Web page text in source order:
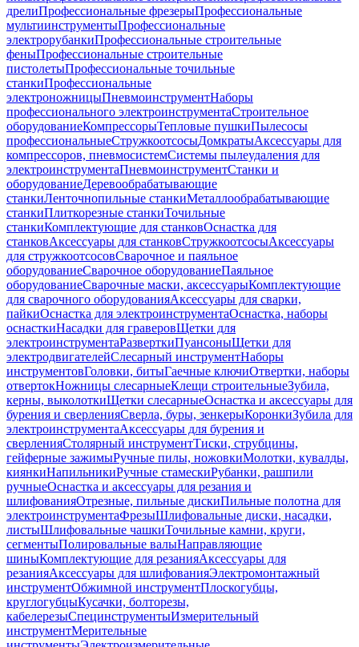
дрелиПрофессиональные фрезерыПрофессиональные
мультиинструментыПрофессиональные
электрорубанкиПрофессиональные строительные
феныПрофессиональные строительные
пистолетыПрофессиональные точильные
станкиПрофессиональные
электроножницыПневмоинструментНаборы
профессионального электроинструментаСтроительное
оборудованиеКомпрессорыТепловые пушкиПылесосы
профессиональныеСтружкоотсосыДомкратыАксессуары для
компрессоров, пневмосистемСистемы пылеудаления для
электроинструментаПневмоинструментСтанки и
оборудованиеДеревообрабатывающие
станкиЛенточнопильные станкиМеталлообрабатывающие
станкиПлиткорезные станкиТочильные
станкиКомплектующие для станковОснастка для
станковАксессуары для станковСтружкоотсосыАксессуары
для стружкоотсосовСварочное и паяльное
оборудованиеСварочное оборудованиеПаяльное
оборудованиеСварочные маски, аксессуарыКомплектующие
для сварочного оборудованияАксессуары для сварки,
пайкиОснастка для электроинструментаОснастка, наборы
оснасткиНасадки для граверовЩетки для
электроинструментаРазверткиПуансоныЩетки для
электродвигателейСлесарный инструментНаборы
инструментовГоловки, битыГаечные ключиОтвертки, наборы
отвертокНожницы слесарныеКлещи строительныеЗубила,
керны, выколоткиЩетки слесарныеОснастка и аксессуары для
бурения и сверленияСверла, буры, зенкерыКоронкиЗубила для
электроинструментаАксессуары для бурения и
сверленияСтолярный инструментТиски, струбцины,
гейферные зажимыРучные пилы, ножовкиМолотки, кувалды,
киянкиНапильникиРучные стамескиРубанки, рашпили
ручныеОснастка и аксессуары для резания и
шлифованияОтрезные, пильные дискиПильные полотна для
электроинструментаФрезыШлифовальные диски, насадки,
листыШлифовальные чашкиТочильные камни, круги,
сегментыПолировальные валыНаправляющие
шиныКомплектующие для резанияАксессуары для
резанияАксессуары для шлифованияЭлектромонтажный
инструментОбжимной инструментПлоскогубцы,
круглогубцыКусачки, болторезы,
кабелерезыСпецинструментыИзмерительный
инструментМерительные